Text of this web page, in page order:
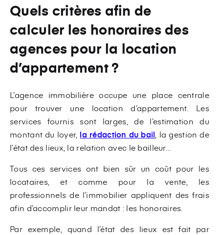
Quels critères afin de
calculer les honoraires des
agences pour la location
d’appartement ?
L’agence immobilière occupe une place centrale
pour trouver une location d’appartement. Les
services fournis sont larges, de l’estimation du
montant du loyer, la rédaction du bail , la gestion de
l’état des lieux, la relation avec le bailleur…
Tous ces services ont bien sûr un coût pour les
locataires, et comme pour la vente, les
professionnels de l’immobilier appliquent des frais
afin d’accomplir leur mandat : les honoraires.
Par exemple, quand l’état des lieux est fait par